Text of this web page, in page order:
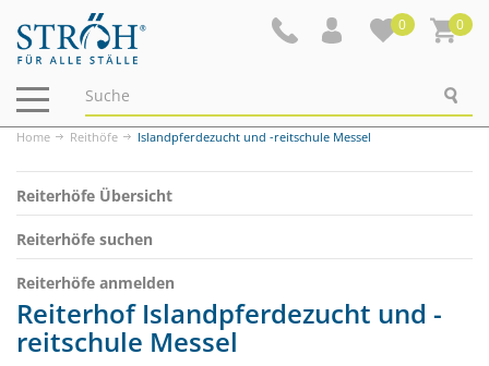
0 0
Navigation
ein-/ausblenden
Home Reithöfe Islandpferdezucht und -reitschule Messel
Reiterhöfe Übersicht
Reiterhöfe suchen
Reiterhöfe anmelden
Reiterhof Islandpferdezucht und -
reitschule Messel